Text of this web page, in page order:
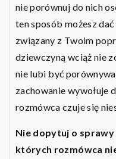
nie porównuj do nich
ten sposób możesz
związany z Twoim
dziewczyną wciąż nie
nie lubi być
zachowanie wywołuje
rozmówca czuje się
Nie dopytuj o
których rozmówca